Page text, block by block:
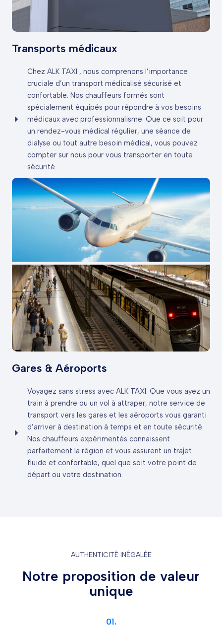
Transports médicaux
Chez ALK TAXI , nous comprenons l’importance
cruciale d’un transport médicalisé sécurisé et
confortable. Nos chauffeurs formés sont
spécialement équipés pour répondre à vos besoins
médicaux avec professionnalisme. Que ce soit pour
un rendez-vous médical régulier, une séance de
dialyse ou tout autre besoin médical, vous pouvez
compter sur nous pour vous transporter en toute
sécurité.
Gares & Aéroports
Voyagez sans stress avec ALK TAXI. Que vous ayez un
train à prendre ou un vol à attraper, notre service de
transport vers les gares et les aéroports vous garanti
d’arriver à destination à temps et en toute sécurité.
Nos chauffeurs expérimentés connaissent
parfaitement la région et vous assurent un trajet
fluide et confortable, quel que soit votre point de
départ ou votre destination.
AUTHENTICITÉ INÉGALÉE
Notre proposition de valeur
unique
01.